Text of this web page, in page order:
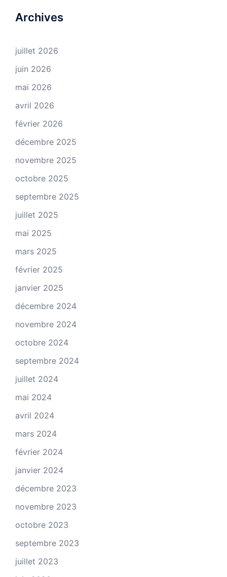
Archives
juillet 2026
juin 2026
mai 2026
avril 2026
février 2026
décembre 2025
novembre 2025
octobre 2025
septembre 2025
juillet 2025
mai 2025
mars 2025
février 2025
janvier 2025
décembre 2024
novembre 2024
octobre 2024
septembre 2024
juillet 2024
mai 2024
avril 2024
mars 2024
février 2024
janvier 2024
décembre 2023
novembre 2023
octobre 2023
septembre 2023
juillet 2023